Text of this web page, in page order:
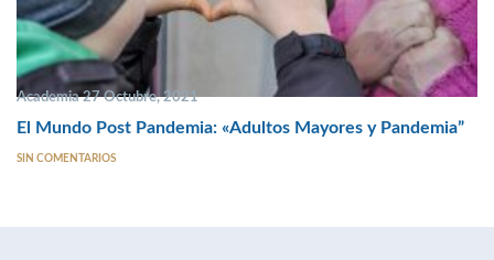
Academia 27 Octubre, 2021
El Mundo Post Pandemia: «Adultos Mayores y Pandemia”
SIN COMENTARIOS